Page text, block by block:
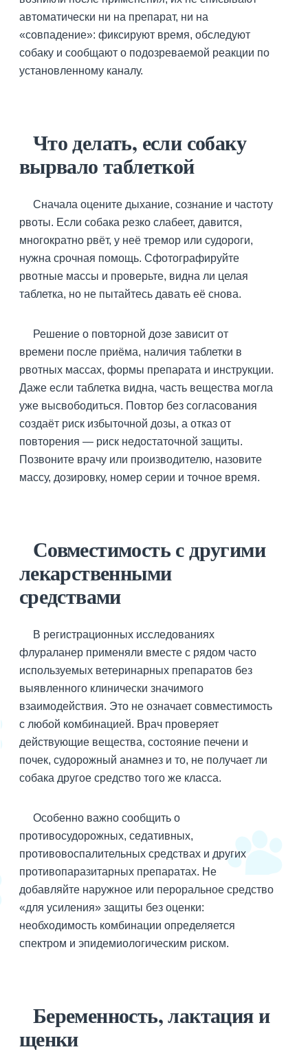
автоматически ни на препарат, ни на
«совпадение»: фиксируют время, обследуют
собаку и сообщают о подозреваемой реакции по
установленному каналу.
Что делать, если собаку
вырвало таблеткой
Сначала оцените дыхание, сознание и частоту
рвоты. Если собака резко слабеет, давится,
многократно рвёт, у неё тремор или судороги,
нужна срочная помощь. Сфотографируйте
рвотные массы и проверьте, видна ли целая
таблетка, но не пытайтесь давать её снова.
Решение о повторной дозе зависит от
времени после приёма, наличия таблетки в
рвотных массах, формы препарата и инструкции.
Даже если таблетка видна, часть вещества могла
уже высвободиться. Повтор без согласования
создаёт риск избыточной дозы, а отказ от
повторения — риск недостаточной защиты.
Позвоните врачу или производителю, назовите
массу, дозировку, номер серии и точное время.
Совместимость с другими
лекарственными
средствами
В регистрационных исследованиях
флураланер применяли вместе с рядом часто
используемых ветеринарных препаратов без
выявленного клинически значимого
взаимодействия. Это не означает совместимость
с любой комбинацией. Врач проверяет
действующие вещества, состояние печени и
почек, судорожный анамнез и то, не получает ли
собака другое средство того же класса.
Особенно важно сообщить о
противосудорожных, седативных,
противовоспалительных средствах и других
противопаразитарных препаратах. Не
добавляйте наружное или пероральное средство
«для усиления» защиты без оценки:
необходимость комбинации определяется
спектром и эпидемиологическим риском.
Беременность, лактация и
щенки